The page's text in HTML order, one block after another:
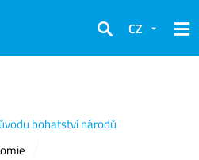
Hledat
CZ
bohatství národů